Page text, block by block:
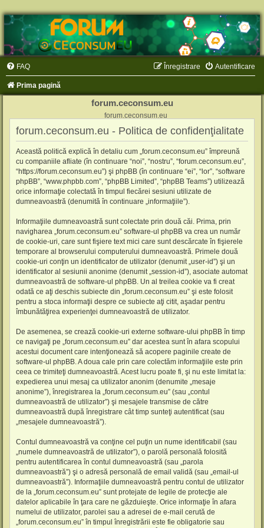
FAQ Autentificare
Înregistrare
Prima pagină
forum.ceconsum.eu
forum.ceconsum.eu
forum.ceconsum.eu - Politica de confidenţialitate
Această politică explică în detaliu cum „forum.ceconsum.eu” împreună
cu companiile afliate (în continuare “noi”, “nostru”, “forum.ceconsum.eu”,
“https://forum.ceconsum.eu”) şi phpBB (în continuare “ei”, “lor”, “software
phpBB”, “www.phpbb.com”, “phpBB Limited”, “phpBB Teams”) utilizează
orice informaţie colectată în timpul fiecărei sesiuni utilizate de
dumneavoastră (denumită în continuare „informaţiile”).
Informaţiile dumneavoastră sunt colectate prin două căi. Prima, prin
navigharea „forum.ceconsum.eu” software-ul phpBB va crea un număr
de cookie-uri, care sunt fişiere text mici care sunt descărcate în fişierele
temporare al browserului computerului dumneavoastră. Primele două
cookie-uri conţin un identificator de utilizator (denumit „user-id”) şi un
identificator al sesiunii anonime (denumit „session-id”), asociate automat
dumneavoastră de software-ul phpBB. Un al treilea cookie va fi creat
odată ce aţi deschis subiecte din „forum.ceconsum.eu” şi este folosit
pentru a stoca informaţii despre ce subiecte aţi citit, aşadar pentru
îmbunătăţirea experienţei dumneavoastră de utilizator.
De asemenea, se crează cookie-uri externe software-ului phpBB în timp
ce navigaţi pe „forum.ceconsum.eu” dar acestea sunt în afara scopului
acestui document care intenţionează să acopere paginile create de
software-ul phpBB. A doua cale prin care colectăm informaţiile este prin
ceea ce trimiteţi dumneavoastră. Acest lucru poate fi, şi nu este limitat la:
expedierea unui mesaj ca utilizator anonim (denumite „mesaje
anonime”), înregistrarea la „forum.ceconsum.eu” (sau „contul
dumneavoastră de utilizator”) şi mesajele transmise de către
dumneavoastră după înregistrare cât timp sunteţi autentificat (sau
„mesajele dumneavoastră”).
Contul dumneavoastră va conţine cel puţin un nume identificabil (sau
„numele dumneavoastră de utilizator”), o parolă personală folosită
pentru autentificarea în contul dumneavoastră (sau „parola
dumneavoastră”) şi o adresă personală de email validă (sau „email-ul
dumneavoastră”). Informaţiile dumneavoastră pentru contul de utilizator
de la „forum.ceconsum.eu” sunt protejate de legile de protecţie ale
datelor aplicabile în ţara care ne găzduieşte. Orice informaţie în afara
numelui de utilizator, parolei sau a adresei de e-mail cerută de
„forum.ceconsum.eu” în timpul înregistrării este fie obligatorie sau